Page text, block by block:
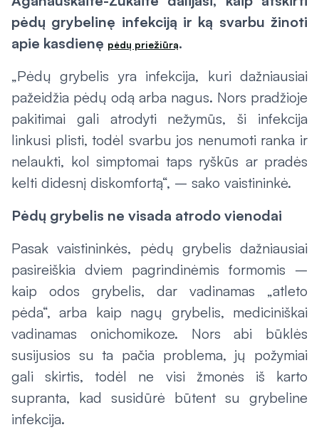
pėdų grybelinę infekciją ir ką svarbu žinoti
apie kasdienę pėdų priežiūrą.
„Pėdų grybelis yra infekcija, kuri dažniausiai
pažeidžia pėdų odą arba nagus. Nors pradžioje
pakitimai gali atrodyti nežymūs, ši infekcija
linkusi plisti, todėl svarbu jos nenumoti ranka ir
nelaukti, kol simptomai taps ryškūs ar pradės
kelti didesnį diskomfortą“, – sako vaistininkė.
Pėdų grybelis ne visada atrodo vienodai
Pasak vaistininkės, pėdų grybelis dažniausiai
pasireiškia dviem pagrindinėmis formomis –
kaip odos grybelis, dar vadinamas „atleto
pėda“, arba kaip nagų grybelis, mediciniškai
vadinamas onichomikoze. Nors abi būklės
susijusios su ta pačia problema, jų požymiai
gali skirtis, todėl ne visi žmonės iš karto
supranta, kad susidūrė būtent su grybeline
infekcija.